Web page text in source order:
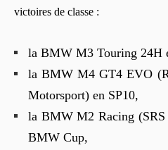
victoires de classe :
la BMW M3 Touring 24H
la BMW M4 GT4 EVO
Motorsport) en SP10,
la BMW M2 Racing (SRS
BMW Cup,